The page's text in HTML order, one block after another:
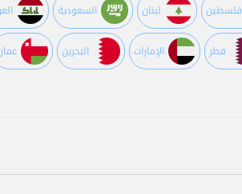
فلسطين لبنان السعودية
قطر اﻹمارات البحرين